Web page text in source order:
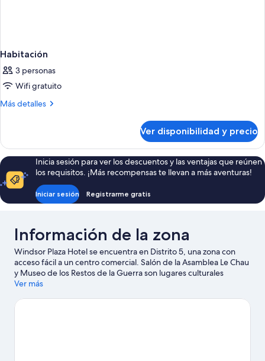
Habitación
3 personas
Wifi gratuito
Más detalles
Más
Ver disponibilidad y precio
Inicia sesión para ver los descuentos y las ventajas que reúnen
los requisitos. ¡Más recompensas te llevan a más aventuras!
Iniciar sesión Registrarme gratis
Información de la zona
Windsor Plaza Hotel se encuentra en Distrito 5, una zona con
acceso fácil a un centro comercial. Salón de la Asamblea Le Chau
y Museo de los Restos de la Guerra son lugares culturales
destacados, y los turistas que quieran ir de compras pueden
También puedes darte una vuelta por Pagoda de Thien Hau y
Ver más